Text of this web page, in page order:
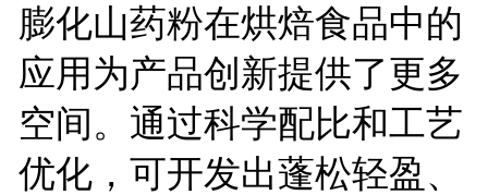
膨化山药粉在烘焙食品中的
应用为产品创新提供了更多
空间。通过科学配比和工艺
优化，可开发出蓬松轻盈、